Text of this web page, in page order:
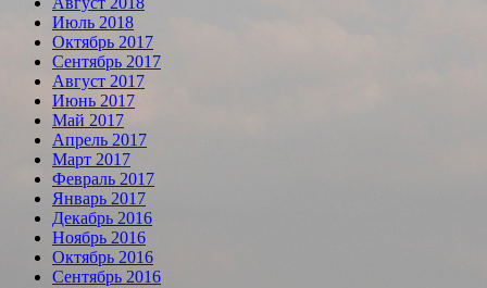
Июль 2018
Октябрь 2017
Сентябрь 2017
Август 2017
Июнь 2017
Май 2017
Апрель 2017
Март 2017
Февраль 2017
Январь 2017
Декабрь 2016
Ноябрь 2016
Октябрь 2016
Сентябрь 2016